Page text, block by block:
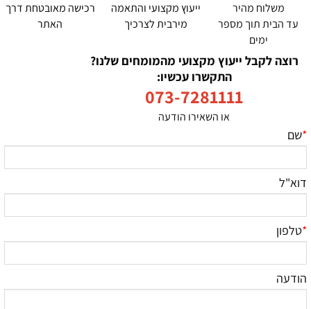
משלוח מהיר
עד הבית תוך מספר
ימים
ייעוץ מקצועי והתאמה
מירבית לצרכיך
רכישה מאובטחת דרך
האתר
רוצה לקבל ייעוץ מקצועי מהמומחים שלנו?
התקשרו עכשיו:
073-7281111
או השאירו הודעה
*שם
דוא"ל
*טלפון
הודעה